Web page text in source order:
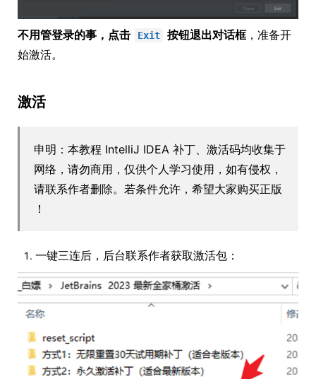
不用管登录的事，点击 Exit 按钮退出对话框，准备开
始激活。
激活
申明：本教程 IntelliJ IDEA 补丁、激活码均收集于
网络，请勿商用，仅供个人学习使用，如有侵权，
请联系作者删除。若条件允许，希望大家购买正版
！
一键三连后，后台联系作者获取激活包：